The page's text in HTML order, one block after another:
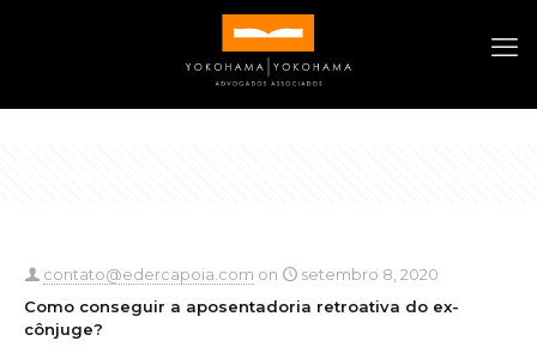
contato@edercapoia.com on
setembro 8, 2020
Como conseguir a aposentadoria retroativa do ex-
cônjuge?